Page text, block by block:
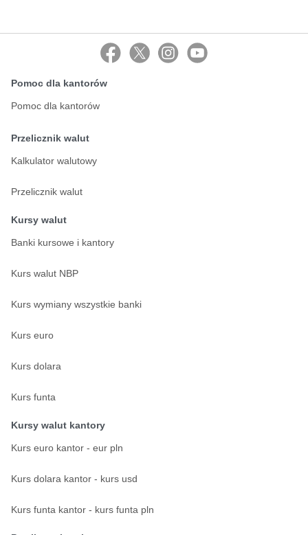
Pomoc dla kantorów
Pomoc dla kantorów
Przelicznik walut
Kalkulator walutowy
Przelicznik walut
Kursy walut
Banki kursowe i kantory
Kurs walut NBP
Kurs wymiany wszystkie banki
Kurs euro
Kurs dolara
Kurs funta
Kursy walut kantory
Kurs euro kantor - eur pln
Kurs dolara kantor - kurs usd
Kurs funta kantor - kurs funta pln